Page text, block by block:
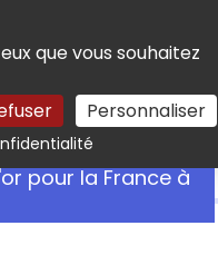
que vous souhaitez
Personnaliser
Rechercher
pour la France à